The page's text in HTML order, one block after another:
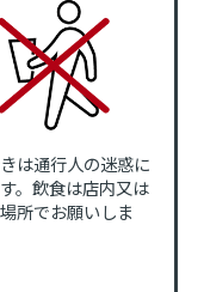
は通行人の迷惑に
。飲食は店内又は
所でお願いしま